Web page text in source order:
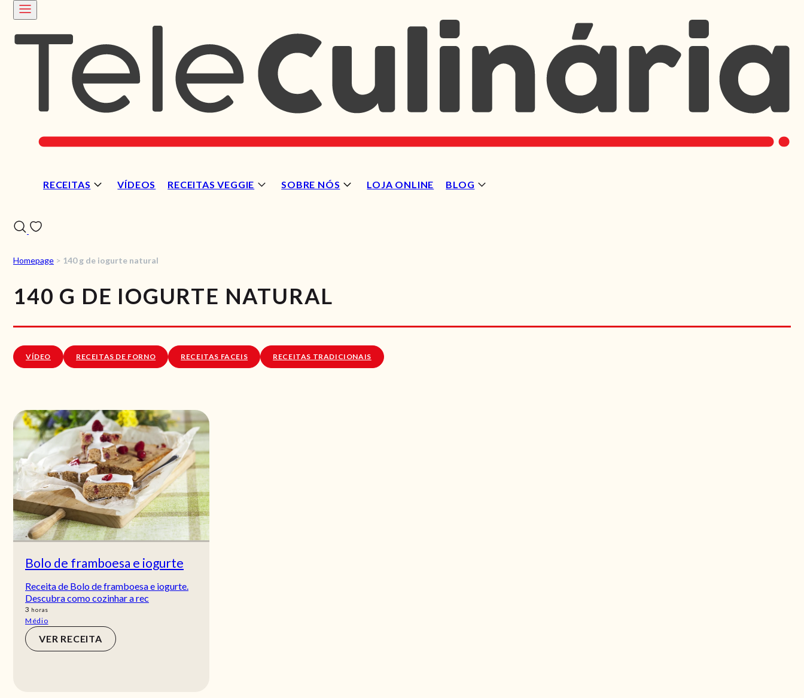
RECEITAS VÍDEOS RECEITAS VEGGIE SOBRE NÓS LOJA ONLINE BLOG
Homepage > 140 g de iogurte natural
140 G DE IOGURTE NATURAL
VÍDEO RECEITAS DE FORNO RECEITAS FACEIS RECEITAS TRADICIONAIS
Bolo de framboesa e iogurte
Receita de Bolo de framboesa e iogurte.
Descubra como cozinhar a rec
3 horas
horas
Médio
VER RECEITA